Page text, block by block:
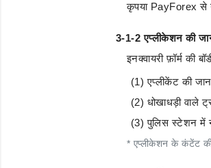
कृपया PayForex से
3-1-2 एप्लीकेशन की
इनक्वायरी फ़ॉर्म
(1) एप्लीकेंट की
(2) धोखाधड़ी वाले
(3) पुलिस स्टेशन में
* एप्लीकेशन के कंटेंट